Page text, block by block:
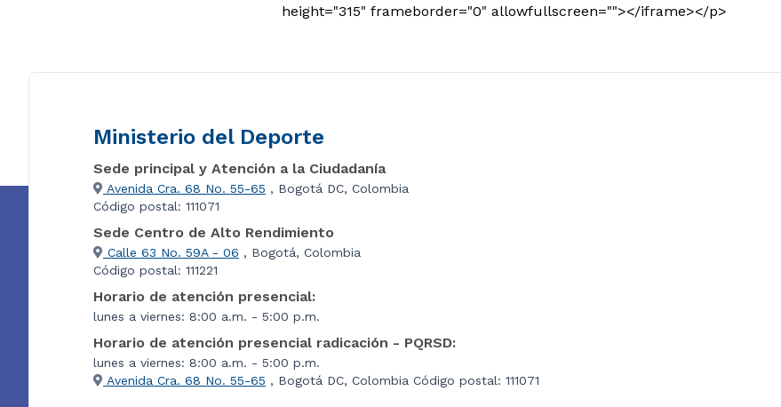
height="315" frameborder="0" allowfullscreen=""></iframe></p>
Ministerio del Deporte
Sede principal y Atención a la Ciudadanía
Avenida Cra. 68 No. 55-65 , Bogotá DC, Colombia
Código postal: 111071
Sede Centro de Alto Rendimiento
Calle 63 No. 59A - 06 , Bogotá, Colombia
Código postal: 111221
Horario de atención presencial:
lunes a viernes: 8:00 a.m. - 5:00 p.m.
Horario de atención presencial radicación - PQRSD:
lunes a viernes: 8:00 a.m. - 5:00 p.m.
Avenida Cra. 68 No. 55-65 , Bogotá DC, Colombia Código postal: 111071